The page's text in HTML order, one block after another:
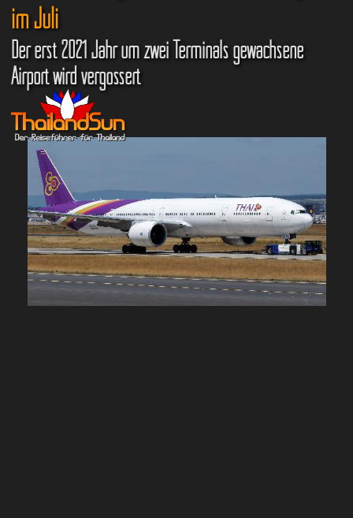
im Juli
Der erst 2021 Jahr um zwei Terminals gewachsene
Airport wird vergössert